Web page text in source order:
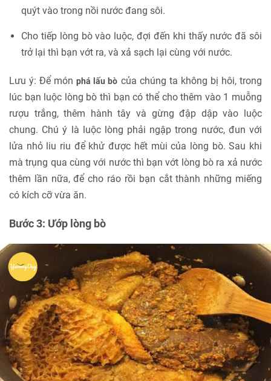
quýt vào trong nồi nước đang sôi.
Cho tiếp lòng bò vào luộc, đợi đến khi thấy nước đã sôi
trở lại thì bạn vớt ra, và xả sạch lại cùng với nước.
Lưu ý: Để mónphá lấu bò của chúng ta không bị hôi, trong
lúc bạn luộc lòng bò thì bạn có thể cho thêm vào 1 muỗng
rượu trắng, thêm hành tây và gừng đập dập vào luộc
chung. Chú ý là luộc lòng phải ngập trong nước, đun với
lửa nhỏ liu riu để khử được hết mùi của lòng bò. Sau khi
mà trụng qua cùng với nước thì bạn vớt lòng bò ra xả nước
thêm lần nữa, để cho ráo rồi bạn cắt thành những miếng
có kích cỡ vừa ăn.
Bước 3: Ướp lòng bò